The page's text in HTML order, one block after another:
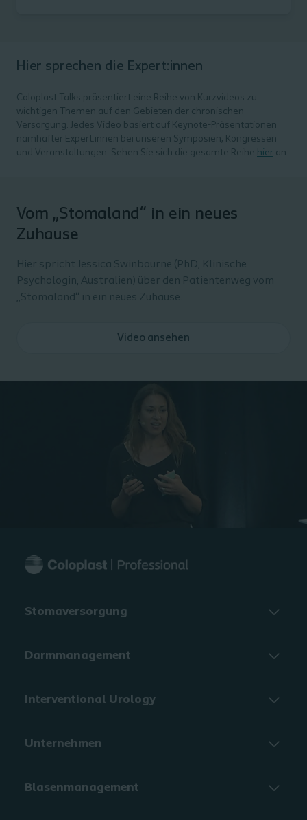
Hier sprechen die Expert:innen
Coloplast Talks präsentiert eine Reihe von Kurzvideos zu
wichtigen Themen auf den Gebieten der chronischen
Versorgung. Jedes Video basiert auf Keynote-Präsentationen
namhafter Expert:innen bei unseren Symposien, Kongressen
und Veranstaltungen. Sehen Sie sich die gesamte Reihe hier an.
Vom „Stomaland“ in ein neues
Zuhause
Hier spricht Jessica Swinbourne (PhD, Klinische
Psychologin, Australien) über den Patientenweg vom
„Stomaland“ in ein neues Zuhause.
Video ansehen
Stomaversorgung
Darmmanagement
Interventional Urology
Unternehmen
Blasenmanagement